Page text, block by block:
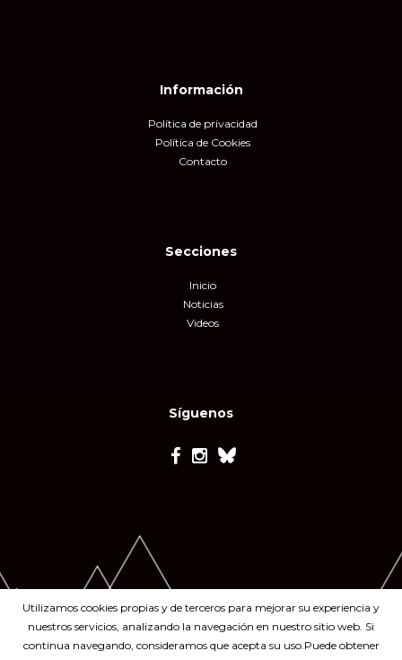
Utilizamos cookies propias y de terceros para mejorar su experiencia y
nuestros servicios, analizando la navegación en nuestro sitio web. Si
continua navegando, consideramos que acepta su uso.Puede obtener
Información
Política de privacidad
Política de Cookies
Contacto
Síguenos
Secciones
Inicio
Noticias
Videos